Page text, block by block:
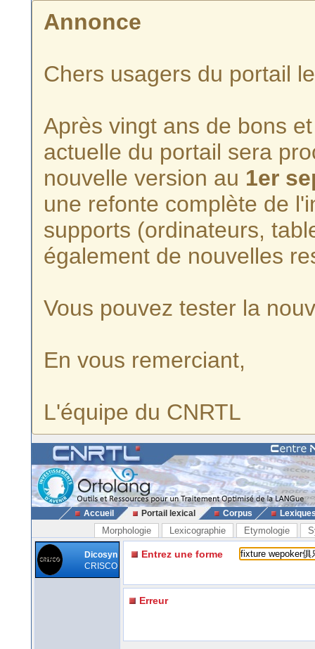
Annonce
Chers usagers du portail
Après vingt ans de bons
actuelle du portail sera
nouvelle version au 1er
une refonte complète de
supports (ordinateurs,
également de nouvelles
Vous pouvez tester la
En vous remerciant,
L'équipe du CNRTL
Accueil Portail lexical Corpus
Morphologie Lexicographie Etymologie
Dicosyn
CRISCO
Entrez une forme
Erreur